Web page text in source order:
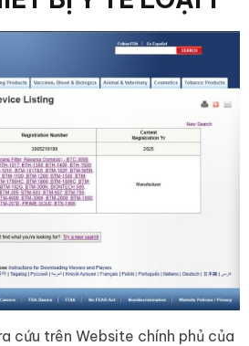
cứu trên Website chính phủ của